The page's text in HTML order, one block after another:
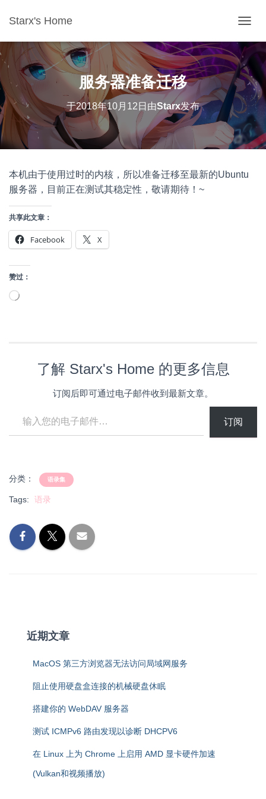
Starx's Home
服务器准备迁移
于2018年10月12日 由Starx发布
本机由于使用过时的内核，所以准备迁移至最新的Ubuntu
服务器，目前正在测试其稳定性，敬请期待！~
共享此文章：
Facebook X
赞过：
正
了解 Starx's Home 的更多信息
订阅后即可通过电子邮件收到最新文章。
订阅
分类： 语录集
Tags: 语录
近期文章
MacOS 第三方浏览器无法访问局域网服务
阻止使用硬盘盒连接的机械硬盘休眠
搭建你的 WebDAV 服务器
测试 ICMPv6 路由发现以诊断 DHCPV6
在 Linux 上为 Chrome 上启用 AMD 显卡硬件加速
(Vulkan和视频播放)